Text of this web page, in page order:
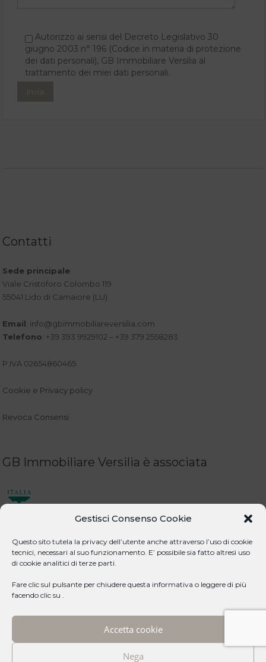
Gestisci Consenso Cookie
Questo sito tutela la privacy dell’utente anche attraverso l’uso di cookie
tecnici, necessari al suo funzionamento. E’ possibile sia fatto altresì uso
di cookie analitici di terze parti.
Fare clic sul pulsante per chiudere questa informativa o leggere di più
facendo clic su .
Accetta cookie
Nega
Autorizzo ai sensi del Decreto Legislativo 30
giugno 2003 n° 196 (Codice in materia di protezione
dei dati personali), GB Immobiliare Versilia al
trattamento dei miei dati personali.
Contatti
Sede principale:
Viale Cristoforo Colombo 119
55041 Lido di Camaiore (LU)
Email: info@gbimmobiliareversilia.com
Telefono: +39 393 9929102 – +39 379 2558283
P.IVA 02654860465
Cookie e Privacy policy
Revoca Consensi
GB Immobiliare Versilia è associata
© 2021. GB immobiliare Versilia